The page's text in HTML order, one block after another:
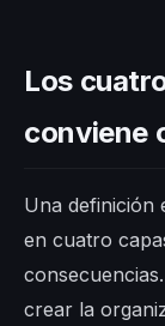
Los
conviene
Una definición
en cuatro
crear la